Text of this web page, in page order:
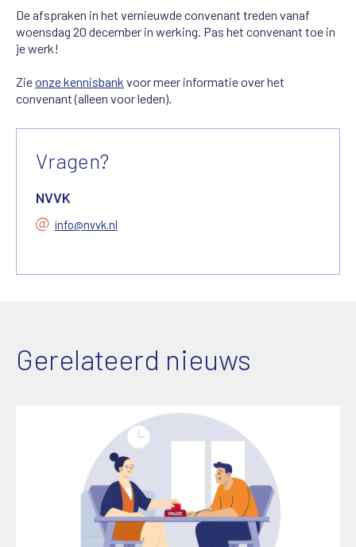
De afspraken in het vernieuwde convenant treden vanaf
woensdag 20 december in werking. Pas het convenant toe in
je werk!
Zieonze kennisbank voor meer informatie over het
convenant (alleen voor leden).
Vragen?
NVVK
info@nvvk.nl
Gerelateerd nieuws